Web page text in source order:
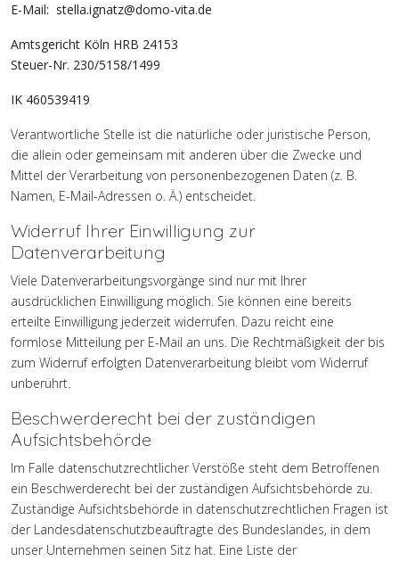
E-Mail: stella.ignatz@domo-vita.de
Amtsgericht Köln HRB 24153
Steuer-Nr. 230/5158/1499
IK 460539419
Verantwortliche Stelle ist die natürliche oder juristische Person,
die allein oder gemeinsam mit anderen über die Zwecke und
Mittel der Verarbeitung von personenbezogenen Daten (z. B.
Namen, E-Mail-Adressen o. Ä.) entscheidet.
Widerruf Ihrer Einwilligung zur
Datenverarbeitung
Viele Datenverarbeitungsvorgänge sind nur mit Ihrer
ausdrücklichen Einwilligung möglich. Sie können eine bereits
erteilte Einwilligung jederzeit widerrufen. Dazu reicht eine
formlose Mitteilung per E-Mail an uns. Die Rechtmäßigkeit der bis
zum Widerruf erfolgten Datenverarbeitung bleibt vom Widerruf
unberührt.
Beschwerderecht bei der zuständigen
Aufsichtsbehörde
Im Falle datenschutzrechtlicher Verstöße steht dem Betroffenen
ein Beschwerderecht bei der zuständigen Aufsichtsbehörde zu.
Zuständige Aufsichtsbehörde in datenschutzrechtlichen Fragen ist
der Landesdatenschutzbeauftragte des Bundeslandes, in dem
unser Unternehmen seinen Sitz hat. Eine Liste der